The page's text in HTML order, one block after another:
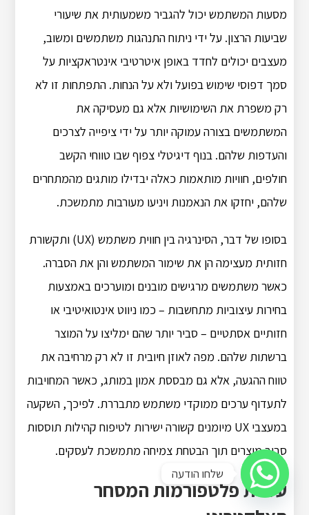
מסעות המשתמש יכול להגביר משמעותית את שיעורי
שביעות הרצון. על ידי ניתוח התנהגות משתמשים ומשוב,
מעצבים יכולים לחדד באופן איטרטיבי אינטראקציות על
סמך דפוסי שימוש בפועל ולא על הנחות. התפתחות זו לא
רק משפרת את השימושיות אלא גם מעסיקה את
המשתמשים בצורה עמוקה יותר על ידי ציפייה לצרכים
והעדפות שלהם. בנוף דיגיטלי צפוף שבו טווחי הקשב
חולפים, חוויות מותאמות כאלה יבדילו מותגים מהמתחרים
שלהם, יחזקו את הנאמנות ויניעו מעורבות מתמשכת.
בסופו של דבר, הסינרגיה בין חווית משתמש (UX) ותקשורת
חזותית מעצימה הן את שימור המשתמש והן את הסברה.
כאשר משתמשים מרגישים מובנים ומוערכים באמצעות
בחירות עיצוביות מתחשבות – כמו ניווט אינטואיטיבי או
חזותיים אסתטיים – סביר יותר שהם ימליצו על המוצר
ברשתות שלהם. מפה לאוזן חיובית זו לא רק מרחיבה את
טווח ההגעה, אלא גם מבססת אמון במותג, כאשר המחויבות
לתעדוף ערכים ממוקדי משתמש מתבררת. לפיכך, השקעה
במעצבי UX מיומנים קשורה ישירות לטיפוח קהילות תוססות
סביב מוצרים תוך הבטחת צמיחה מתמשכת לעסקים.
עליית פלטפורמות המסחר
שלחו הודעה